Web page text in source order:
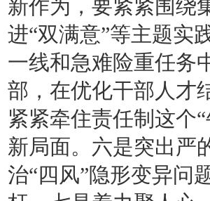
新作为，要紧紧围绕
进“双满意”等主题实
一线和急难险重任务
部‌，在优化干部人才
紧紧牵住‌责任制‌这个
新局面。六是突出严
治“四风”隐形变异问